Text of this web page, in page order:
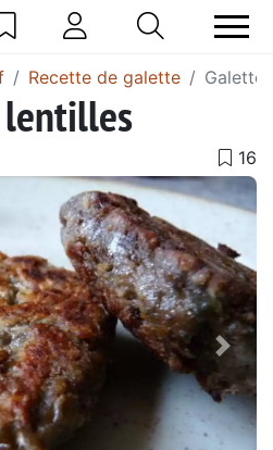
Recette de galette
lentilles